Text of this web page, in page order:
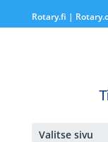
Rotary.fi |
Valitse sivu